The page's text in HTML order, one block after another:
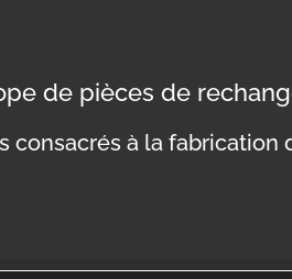
de pièces de
consacrés à la